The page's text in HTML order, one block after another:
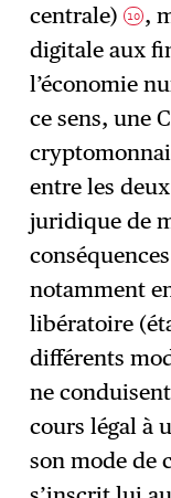
centrale)10 ,
digitale aux
l’économie
ce sens, une
entre les
juridique de
notamment
libératoire
différents
ne
cours légal à
son mode de